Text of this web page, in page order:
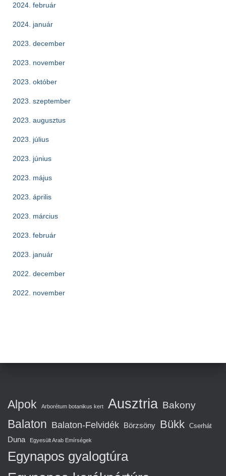
2024. február
2024. január
2023. december
2023. november
2023. október
2023. szeptember
2023. augusztus
2023. július
2023. június
2023. május
2023. április
2023. március
2023. február
2023. január
2022. december
2022. november
Alpok Arborétum botanikus kert Ausztria Bakony
Balaton Balaton-Felvidék Börzsöny Bükk Cserhát
Duna Egyesült Arab Emírségek
Egynapos gyalogtúra